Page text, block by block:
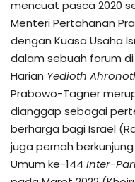
mencuat pasca 2020
Menteri Pertahanan
dengan Kuasa Usaha
dalam sebuah forum di
Harian Yedioth
Prabowo-Tagner
dianggap sebagai
berharga bagi Israel
juga pernah
Umum ke-144 Inter-